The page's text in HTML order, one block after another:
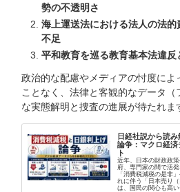
勢の不透明さ
海上運送法における法人の法的
不足
平和教育を巡る教育基本法違
政治的な配慮やメディアの忖度によ
ことなく、法律と客観的なデータ（
な実態解明と捜査の進展が待たれま
日経社説から読
論争：マクロ経
ト
近年、日本の財政政
府、専門家の間で活
「消費税減税の是非
れに伴う「日本売り
は、国民の関心も高